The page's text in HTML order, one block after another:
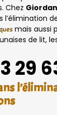
Chez
mais aussi
de lit,
29